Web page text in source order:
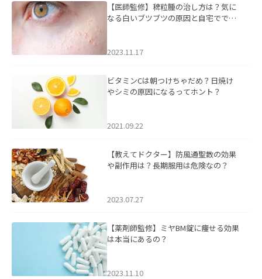
【医師監修】稗粒腫の治し方は？気に
なる白いブツブツの原因と自宅ででき
2023.11.17
ビタミンCは朝つけちゃだめ？日焼け
やシミの原因になるってホント？
2021.09.22
【教えてドクター】防風通聖散の効果
や副作用は？長期服用は危険なの？
2023.07.27
【薬剤師監修】ミヤBM錠に痩せる効果
は本当にあるの？
2023.11.10